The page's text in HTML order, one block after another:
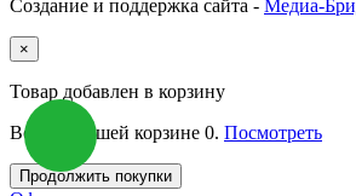
Создание и поддержка сайта - Медиа-
×
Товар добавлен в корзину
Всего в вашей корзине 0. Посмотреть
Продолжить покупки